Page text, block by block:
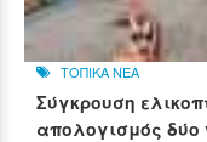
ΤΟΠΙΚΑ ΝΕΑ
Σύγκρουση
απολογισμός δύο